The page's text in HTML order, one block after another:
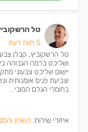
טל
5 חוות דעת
טל הרשקוביץ, קבלן
ושליכט ברמה הגבוהה
יישום שליכט צבעוני
וצביעת פנים אומנותית
בחומרי הגלם המובי...
איזורי שירות: השרון